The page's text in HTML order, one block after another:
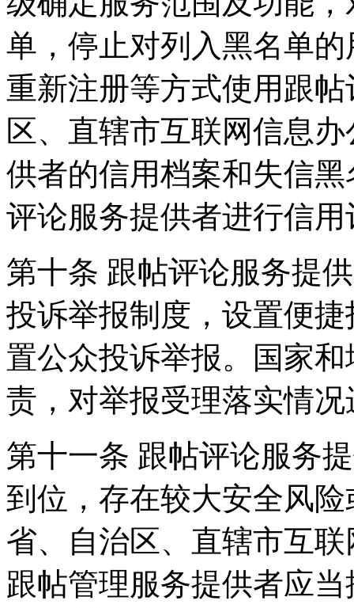
单，停止对列入黑名单
重新注册等方式使用跟
区、直辖市互联网信息
供者的信用档案和失信
评论服务提供者进行信用
第十条 跟帖评论服务提
投诉举报制度，设置便
置公众投诉举报。国家
责，对举报受理落实情
第十一条 跟帖评论服务
到位，存在较大安全风
省、自治区、直辖市互
跟帖管理服务提供者应